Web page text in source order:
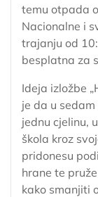
temu otpada
Nacionalne i
trajanju od
besplatna za
Ideja izložbe
je da u
jednu cjelinu,
škola kroz
pridonesu
hrane te
kako smanjiti